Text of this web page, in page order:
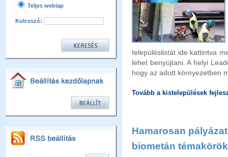
Teljes weblap
Kulcsszó:
településlistát ide kattintva
lehet benyújtani. A helyi
hogy az adott környezetben
Tovább a kistelepülések
Hamarosan
biometán